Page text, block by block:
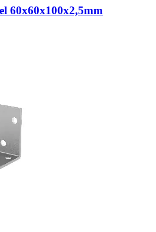
60x60x100x2,5mm